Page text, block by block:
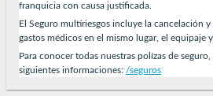
franquicia con causa justificada.
El Seguro multiriesgos incluye la cancelación
gastos médicos en el mismo lugar, el equipaje
Para conocer todas nuestras polízas de
siguientes informaciones: /seguros